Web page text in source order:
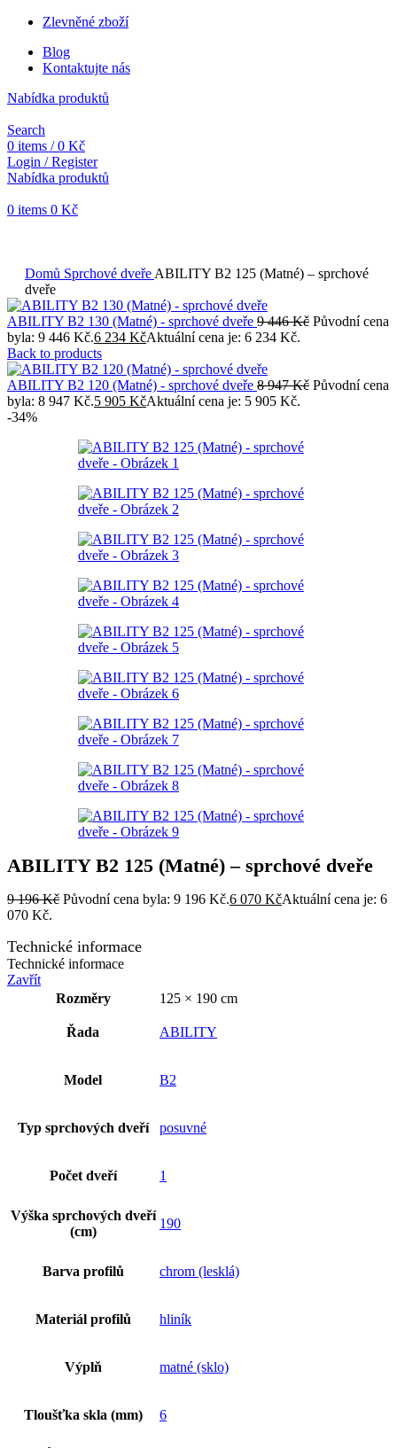
Zlevněné zboží
Blog
Kontaktujte nás
Nabídka produktů
Search
0 items / 0 Kč
Login / Register
Nabídka produktů
0 items 0 Kč
Domů Sprchové dveře ABILITY B2 125 (Matné) – sprchové
dveře
ABILITY B2 130 (Matné) - sprchové dveře 9 446Kč Původní cena
byla: 9 446 Kč.6 234 KčAktuální cena je: 6 234 Kč.
Back to products
ABILITY B2 120 (Matné) - sprchové dveře 8 947Kč Původní cena
byla: 8 947 Kč.5 905 KčAktuální cena je: 5 905 Kč.
-34%
ABILITY B2 125 (Matné) – sprchové dveře
9 196Kč Původní cena byla: 9 196 Kč.6 070 KčAktuální cena je: 6
070 Kč.
Technické informace
Technické informace
Zavřít
Rozměry
125 × 190 cm
Řada ABILITY
Model B2
Typ sprchových dveří posuvné
Počet dveří 1
Výška sprchových dveří
(cm)
190
Barva profilů chrom (lesklá)
Materiál profilů hliník
Výplň matné (sklo)
Tloušťka skla (mm) 6